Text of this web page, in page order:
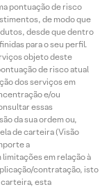
pontuação de risco
de modo que
desde que dentro
para o seu perfil.
objeto deste
de risco atual
dos serviços em
e/ou
essas
da sua ordem ou,
de carteira (Visão
a
em relação à
contratação, isto
carteira, esta